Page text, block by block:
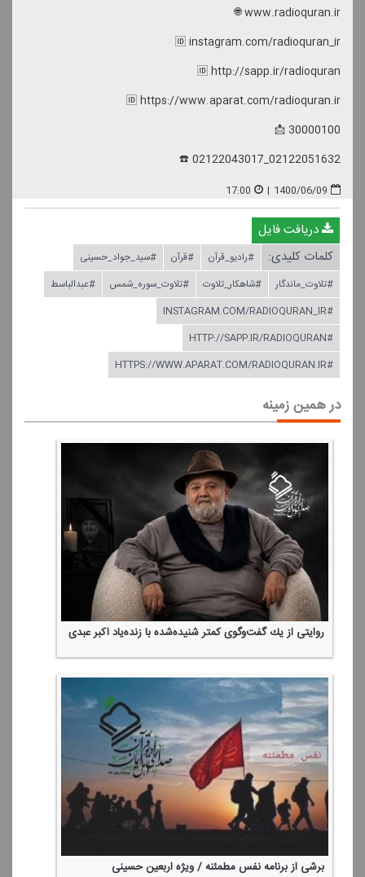
www.radioquran.ir 🌐
🆔 instagram.com/radioquran_ir
🆔 http://sapp.ir/radioquran
🆔 https://www.aparat.com/radioquran.ir
30000100 📩
02122051632_02122043017 ☎️
1400/06/09
|
17:00
دریافت فایل
کلمات کلیدی:
#رادیو_قرآن #قرآن
#سید_جواد_حسینی
#تلاوت_ماندگار
#شاهكار_تلاوت #تلاوت_سوره_شمس
#عبدالباسط
#INSTAGRAM.COM/RADIOQURAN_IR
#HTTP://SAPP.IR/RADIOQURAN
#HTTPS://WWW.APARAT.COM/RADIOQURAN.IR
در همین زمینه
روایتی از یك گفت‌وگوی كمتر شنیده‌شده با زنده‌یاد اكبر عبدی
برشی از برنامه نفس مطمئنه / ویژه اربعین حسینی